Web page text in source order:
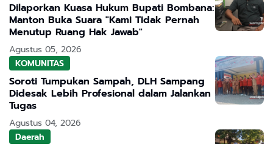
Dilaporkan Kuasa Hukum Bupati Bombana:
Manton Buka Suara "Kami Tidak Pernah
Menutup Ruang Hak Jawab"
Agustus 05, 2026
KOMUNITAS
Soroti Tumpukan Sampah, DLH Sampang
Didesak Lebih Profesional dalam Jalankan
Tugas
Agustus 04, 2026
Daerah